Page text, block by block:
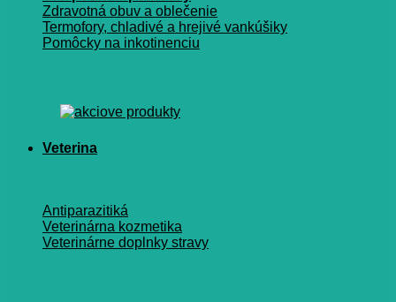
Zdravotná obuv a oblečenie
Termofory, chladivé a hrejivé vankúšiky
Pomôcky na inkotinenciu
Veterina
Antiparazitiká
Veterinárna kozmetika
Veterinárne doplnky stravy